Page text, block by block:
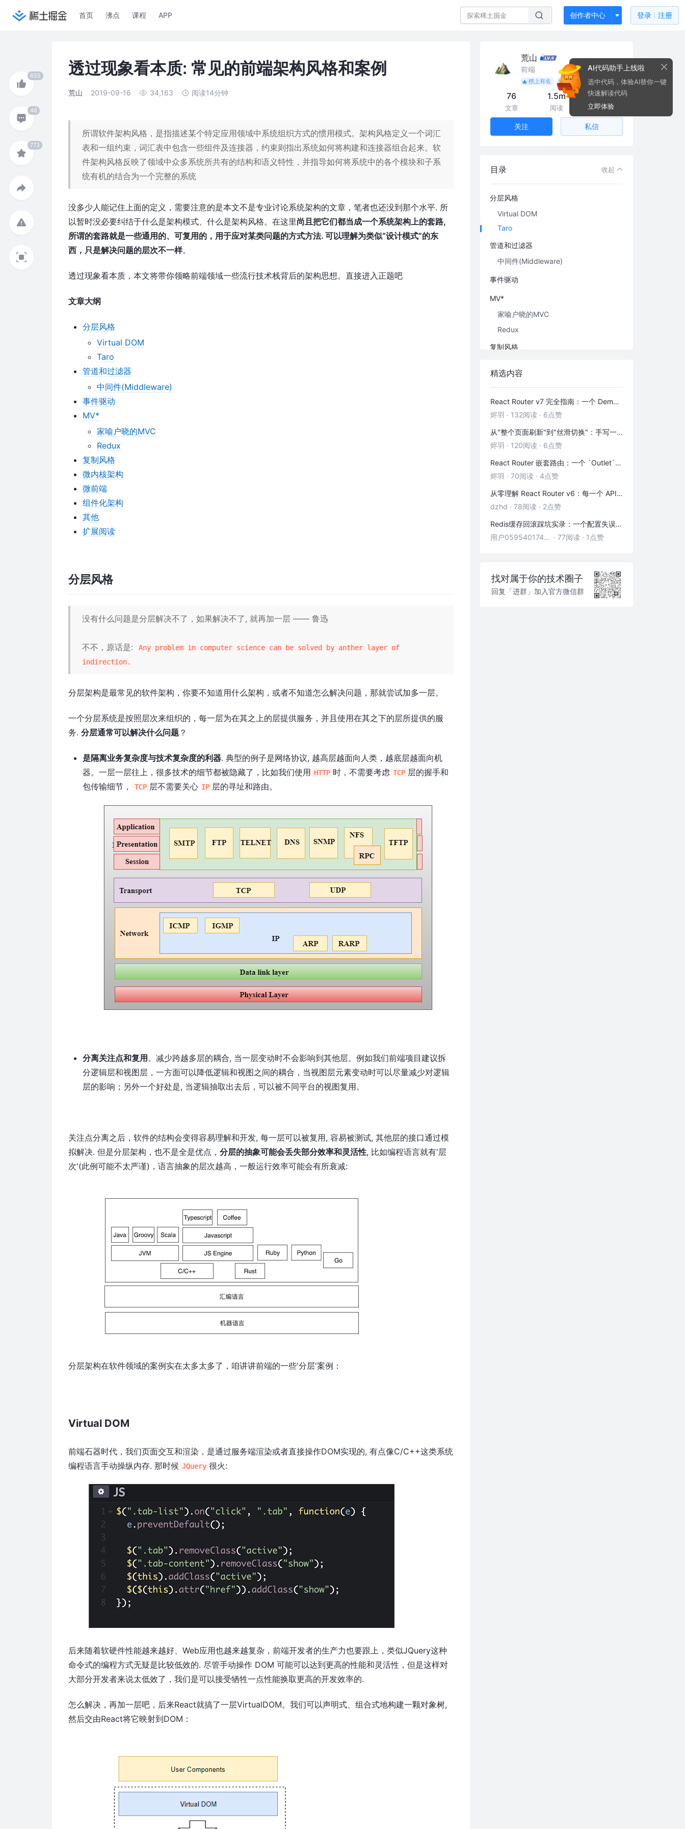
首页 沸点 课程 APP 创作者中心 登录 注册
透过现象看本质: 常见的前端架构风格和案例
荒山 2019-09-16 34,163 阅读14分钟
所谓软件架构风格，是指描述某个特定应用领域中系统组织方式的惯用模式。架构风格定义一个词汇
表和一组约束，词汇表中包含一些组件及连接器，约束则指出系统如何将构建和连接器组合起来。软
件架构风格反映了领域中众多系统所共有的结构和语义特性，并指导如何将系统中的各个模块和子系
统有机的结合为一个完整的系统
没多少人能记住上面的定义，需要注意的是本文不是专业讨论系统架构的文章，笔者也还没到那个水平. 所
以暂时没必要纠结于什么是架构模式、什么是架构风格。在这里尚且把它们都当成一个系统架构上的套路,
所谓的套路就是一些通用的、可复用的，用于应对某类问题的方式方法. 可以理解为类似“设计模式”的东
西，只是解决问题的层次不一样。
透过现象看本质，本文将带你领略前端领域一些流行技术栈背后的架构思想。直接进入正题吧
文章大纲
分层风格
Virtual DOM
Taro
管道和过滤器
中间件(Middleware)
事件驱动
MV*
家喻户晓的MVC
Redux
复制风格
微内核架构
微前端
组件化架构
其他
扩展阅读
分层风格
没有什么问题是分层解决不了，如果解决不了, 就再加一层 —— 鲁迅
不不，原话是:
Any problem in computer science can be solved by anther layer of
indirection.
分层架构是最常见的软件架构，你要不知道用什么架构，或者不知道怎么解决问题，那就尝试加多一层。
一个分层系统是按照层次来组织的，每一层为在其之上的层提供服务，并且使用在其之下的层所提供的服
务.分层通常可以解决什么问题 ？
是隔离业务复杂度与技术复杂度的利器. 典型的例子是网络协议, 越高层越面向人类，越底层越面向机
器。一层一层往上，很多技术的细节都被隐藏了，比如我们使用 HTTP 时，不需要考虑 TCP 层的握手和
包传输细节，
TCP 层不需要关心 IP 层的寻址和路由。
分离关注点和复用。减少跨越多层的耦合, 当一层变动时不会影响到其他层。例如我们前端项目建议拆
分逻辑层和视图层，一方面可以降低逻辑和视图之间的耦合，当视图层元素变动时可以尽量减少对逻辑
层的影响；另外一个好处是, 当逻辑抽取出去后，可以被不同平台的视图复用。
关注点分离之后，软件的结构会变得容易理解和开发, 每一层可以被复用, 容易被测试, 其他层的接口通过模
拟解决. 但是分层架构，也不是全是优点，分层的抽象可能会丢失部分效率和灵活性, 比如编程语言就有'层
次'(此例可能不太严谨)，语言抽象的层次越高，一般运行效率可能会有所衰减:
分层架构在软件领域的案例实在太多太多了，咱讲讲前端的一些'分层'案例：
Virtual DOM
前端石器时代，我们页面交互和渲染，是通过服务端渲染或者直接操作DOM实现的, 有点像C/C++这类系统
编程语言手动操纵内存. 那时候 JQuery 很火:
后来随着软硬件性能越来越好、Web应用也越来越复杂，前端开发者的生产力也要跟上，类似JQuery这种
命令式的编程方式无疑是比较低效的. 尽管手动操作 DOM 可能可以达到更高的性能和灵活性，但是这样对
大部分开发者来说太低效了，我们是可以接受牺牲一点性能换取更高的开发效率的.
怎么解决，再加一层吧，后来React就搞了一层VirtualDOM。我们可以声明式、组合式地构建一颗对象树,
然后交由React将它映射到DOM：
荒山
前端
榜上有名 优秀作者
76
文章
1.5m
阅读
16k
粉丝
关注 私信
目录 收起
分层风格
Virtual DOM
Taro
管道和过滤器
中间件(Middleware)
事件驱动
MV*
家喻户晓的MVC
Redux
复制风格
组件化架构
扩展阅读
精选内容
React Router v7 完全指南：一个 Demo 吃透前端路由
烬羽 · 132阅读 · 6点赞
从"整个页面刷新"到"丝滑切换"：手写一个 HashRouter 彻底搞懂前端路由
烬羽 · 120阅读 · 6点赞
React Router 嵌套路由：一个 `Outlet` 引发的布局思考
烬羽 · 70阅读 · 4点赞
从零理解 React Router v6：每一个 API 都是怎么工作的
dzhd · 78阅读 · 2点赞
Redis缓存回滚踩坑实录：一个配置失误，让我在凌晨3点丢了3000条数据
用户05954017446 · 77阅读 · 1点赞
找对属于你的技术圈子
回复「进群」加入官方微信群
AI代码助手上线啦
选中代码，体验AI替你一键
快速解读代码
立即体验